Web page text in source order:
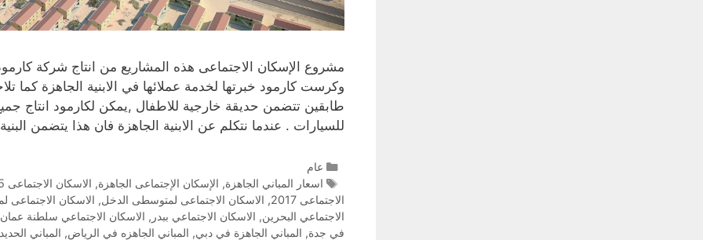
مشروع الإسكان الاجتماعى هذه المشاريع من انتاج شركة
وكرست كارمود خبرتها لخدمة عملائها في الابنية الجاهزة
طابقين تتضمن حديقة خارجية للاطفال ,يمكن لكارمود انتاج
للسيارات . عندما نتكلم عن الابنية الجاهزة فان هذا يتضمن
عام
اسعار المباني الجاهزة, الإسكان الإجتماعى الجاهزة, الاسكان الاجتماعى 2015
الاجتماعى 2017
, الاسكان الاجتماعى لمتوسطى الدخل, الاسكان الاجتماعى
الاجتماعي البحرين, الاسكان الاجتماعي ببدر , الاسكان الاجتماعي سلطنة عمان
في جدة, المباني الجاهزة في دبي, المباني الجاهزه في الرياض, المباني